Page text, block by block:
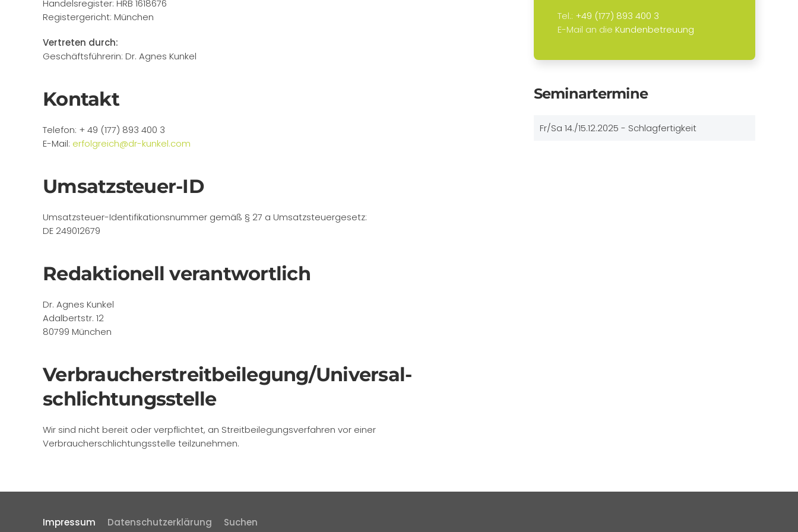
Handelsregister: HRB 1618676
Registergericht: München
Vertreten durch:
Geschäftsführerin: Dr. Agnes Kunkel
Kontakt
Telefon: + 49 (177) 893 400 3
E-Mail: erfolgreich@dr-kunkel.com
Umsatzsteuer-ID
Umsatzsteuer-Identifikationsnummer gemäß § 27 a Umsatzsteuergesetz:
DE 249012679
Redaktionell verantwortlich
Dr. Agnes Kunkel
Adalbertstr. 12
80799 München
Verbraucher­streit­beilegung/Universal­
schlichtungs­stelle
Wir sind nicht bereit oder verpflichtet, an Streitbeilegungsverfahren vor einer
Verbraucherschlichtungsstelle teilzunehmen.
Tel.: +49 (177) 893 400 3
E-Mail an die Kundenbetreuung
Seminartermine
Fr/Sa 14./15.12.2025 - Schlagfertigkeit
Impressum Datenschutzerklärung Suchen